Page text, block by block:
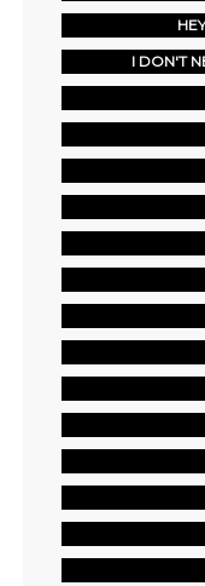
I DON'T